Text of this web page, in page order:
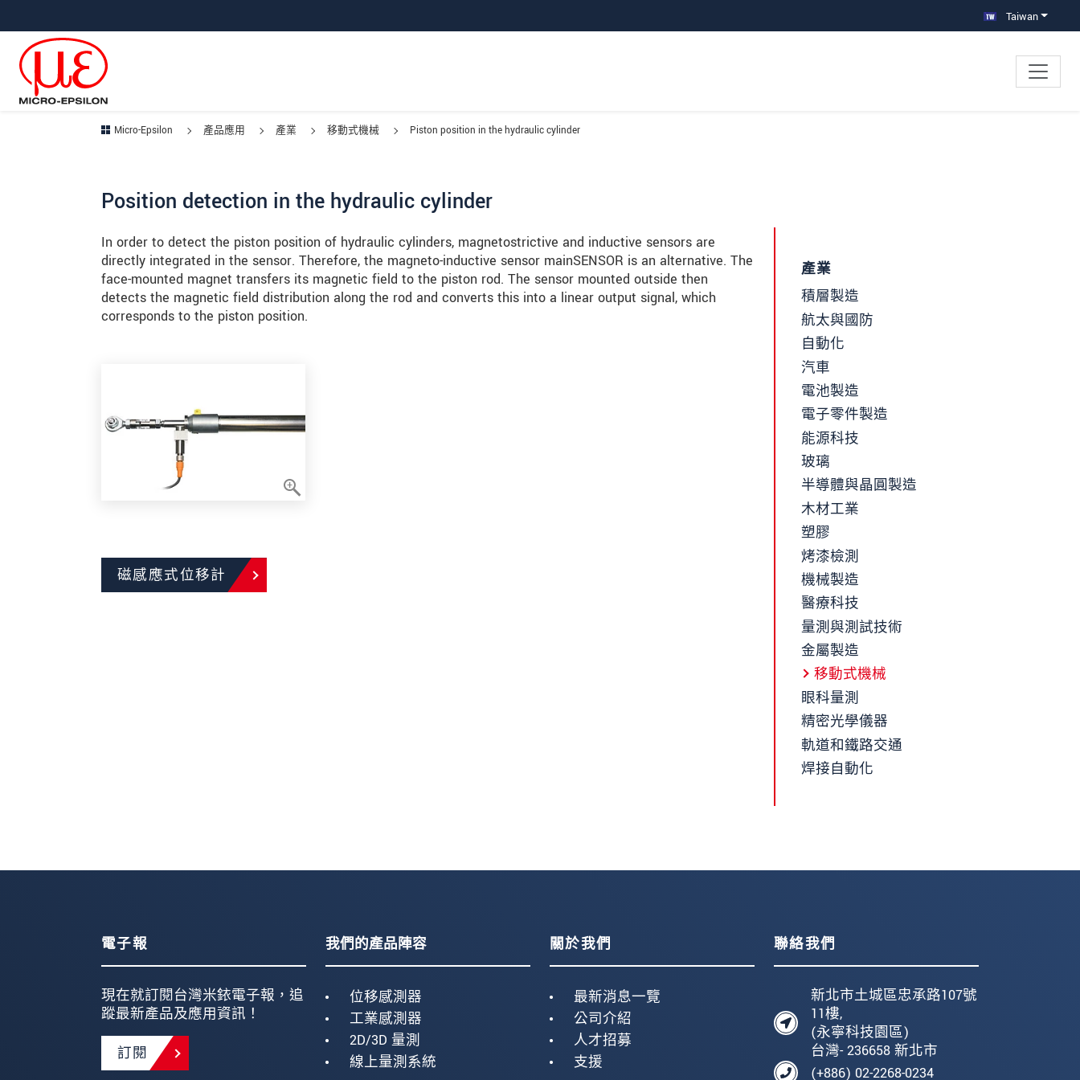
Taiwan
Micro-Epsilon 產品應用 產業 移動式機械 Piston position in the hydraulic cylinder
Position detection in the hydraulic cylinder
In order to detect the piston position of hydraulic cylinders, magnetostrictive and inductive sensors are
directly integrated in the sensor. Therefore, the magneto-inductive sensor mainSENSOR is an alternative. The
face-mounted magnet transfers its magnetic field to the piston rod. The sensor mounted outside then
detects the magnetic field distribution along the rod and converts this into a linear output signal, which
corresponds to the piston position.
磁感應式位移計
產業
積層製造
航太與國防
自動化
汽車
電池製造
電子零件製造
能源科技
玻璃
半導體與晶圓製造
木材工業
塑膠
烤漆檢測
機械製造
醫療科技
量測與測試技術
金屬製造
移動式機械
眼科量測
精密光學儀器
軌道和鐵路交通
焊接自動化
電子報
現在就訂閱台灣米銥電子報，追
蹤最新產品及應用資訊！
訂閱
我們的產品陣容
位移感測器
工業感測器
2D/3D 量測
線上量測系統
關於我們
最新消息一覽
公司介紹
人才招募
支援
聯絡我們
新北市土城區忠承路107號
11樓,
(永寧科技園區)
台灣- 236658 新北市
(+886) 02-2268-0234